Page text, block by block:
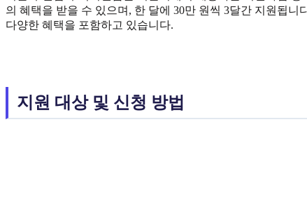
의 혜택을 받을 수 있으며, 한 달에 30만 원씩 3달간 지원됩
다양한 혜택을 포함하고 있습니다.
지원 대상 및 신청 방법